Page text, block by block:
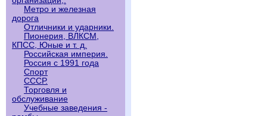
Метро и железная
дорога
Отличники и ударники.
Пионерия, ВЛКСМ,
КПСС, Юные и т. д.
Российская империя.
Россия с 1991 года
Спорт
СССР.
Торговля и
обслуживание
Учебные заведения -